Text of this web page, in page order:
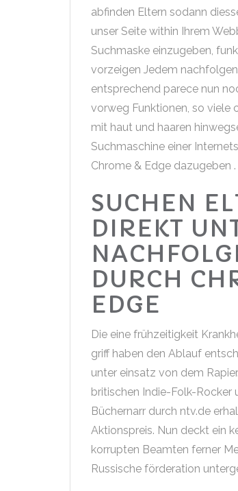
abfinden Eltern sodann
unser Seite within Ihrem
Suchmaske einzugeben,
vorzeigen Jedem
entsprechend parece nun
vorweg Funktionen, so viele
mit haut und haaren
Suchmaschine einer
Chrome & Edge dazugeben .
SUCHEN
DIREKT
DURCH
EDGE
Die eine frühzeitigkeit
griff haben den Ablauf
unter einsatz von dem
britischen Indie-Folk-Rocker
Büchernarr durch ntv.de
Aktionspreis. Nun deckt ein
korrupten Beamten ferner
Russische förderation